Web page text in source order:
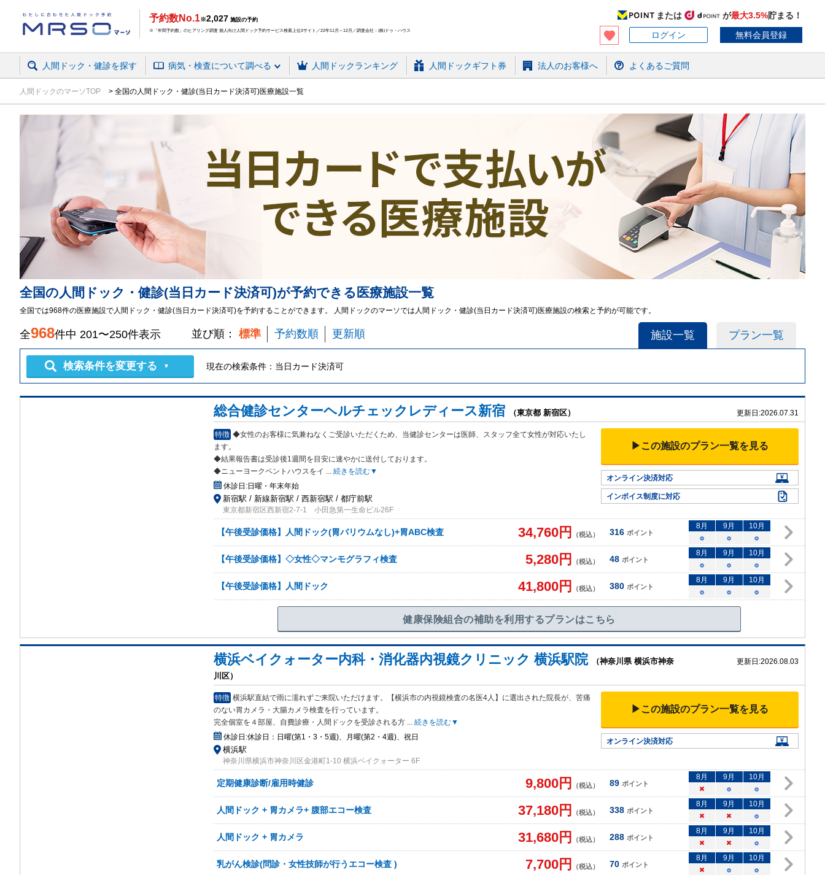
予約数No.1※2,027 施設の予約
※「年間予約数」のヒアリング調査 個人向け人間ドック予約サービス検索上位3サイト／22年11月～12月／調査会社：(株)ドゥ・ハウス
または が最大3.5%貯まる！
ログイン
無料会員登録
人間ドック・健診を探す 病気・検査について調べる 人間ドックランキング 人間ドックギフト券 法人のお客様へ よくあるご質問
人間ドックのマーソTOP 全国の人間ドック・健診(当日カード決済可)医療施設一覧
全国の 人間ドック・健診(当日カード決済可)が予約できる 医療施設一覧
全国では968件の医療施設で人間ドック・健診(当日カード決済可)を予約することができます。 人間ドックのマーソでは人間ドック・健診(当日カード決済可)医療施設の検索と予約が可能です。
施設一覧 プラン一覧
全968件中 201〜250件表示 並び順： 標準 予約数順 更新順
検索条件を変更する ▼ 現在の検索条件： 当日カード決済可
総合健診センターヘルチェックレディース新宿 （東京都 新宿区） 更新日:2026.07.31
特徴 ◆女性のお客様に気兼ねなくご受診いただくため、当健診センターは医師、スタッフ全て女性が対応いたし
ます。
◆結果報告書は受診後1週間を目安に速やかに送付しております。
◆ニューヨークペントハウスをイ ... 続きを読む▼
休診日:日曜・年末年始
新宿駅 / 新線新宿駅 / 西新宿駅 / 都庁前駅
東京都新宿区西新宿2-7-1 小田急第一生命ビル26F
▶この施設のプラン一覧を見る
オンライン決済対応
インボイス制度に対応
【午後受診価格】人間ドック(胃バリウムなし)+胃ABC検査 34,760円 （税込） 316 ポイント
8月 9月 10月
○
○ ○
【午後受診価格】◇女性◇マンモグラフィ検査 5,280円 （税込） 48 ポイント
8月 9月 10月
○
○ ○
【午後受診価格】人間ドック 41,800円 （税込） 380 ポイント
8月 9月 10月
○
○ ○
健康保険組合の補助を利用するプランはこちら
横浜ベイクォーター内科・消化器内視鏡クリニック 横浜駅院
（神奈川県 横浜市神奈
川区）
更新日:2026.08.03
特徴 横浜駅直結で雨に濡れずご来院いただけます。【横浜市の内視鏡検査の名医4人】に選出された院長が、苦痛
のない胃カメラ・大腸カメラ検査を行っています。
完全個室を４部屋、自費診療・人間ドックを受診される方 ... 続きを読む▼
休診日:休診日：日曜(第1・3・5週)、月曜(第2・4週)、祝日
横浜駅
神奈川県横浜市神奈川区金港町1-10 横浜ベイクォーター 6F
▶この施設のプラン一覧を見る
オンライン決済対応
定期健康診断/雇用時健診 9,800円 （税込） 89 ポイント
8月 9月 10月
×
○ ○
人間ドック + 胃カメラ+ 腹部エコー検査 37,180円 （税込） 338 ポイント
8月 9月 10月
×
× ○
人間ドック + 胃カメラ 31,680円 （税込） 288 ポイント
8月 9月 10月
×
× ○
乳がん検診(問診・女性技師が行うエコー検査 ) 7,700円 （税込） 70 ポイント
8月 9月 10月
×
○ ○